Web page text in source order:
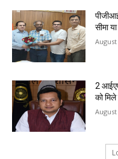
सीमा
August
2
को
August